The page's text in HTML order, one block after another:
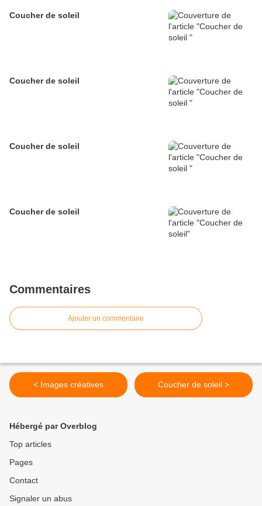
Coucher de soleil
Coucher de soleil
Coucher de soleil
Coucher de soleil
Commentaires
Ajouter un commentaire
< Images créatives Coucher de soleil >
Hébergé par Overblog
Top articles
Pages
Contact
Signaler un abus